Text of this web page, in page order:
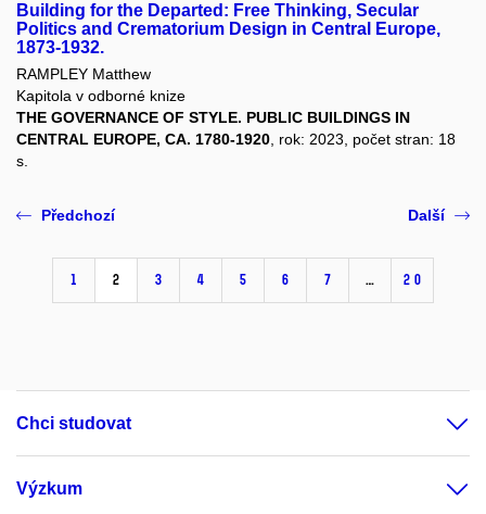
Building for the Departed: Free Thinking, Secular
Politics and Crematorium Design in Central Europe,
1873-1932.
RAMPLEY Matthew
Kapitola v odborné knize
THE GOVERNANCE OF STYLE. PUBLIC BUILDINGS IN
CENTRAL EUROPE, CA. 1780-1920, rok: 2023, počet stran: 18
s.
Předchozí
1 2 3 4 5 6 7 … 20
Další
Chci studovat
Výzkum